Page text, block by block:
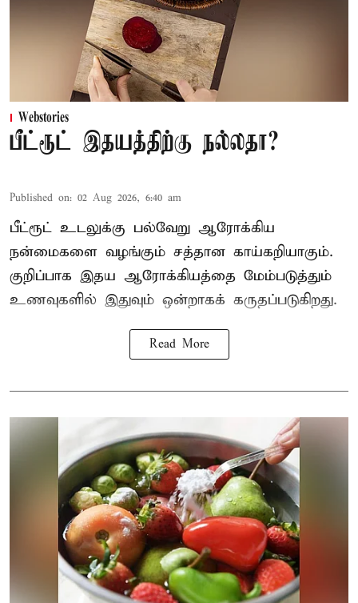
Webstories
பீட்ரூட் இதயத்திற்கு நல்லதா?
Published on: 02 Aug 2026, 6:40 am
பீட்ரூட் உடலுக்கு பல்வேறு ஆரோக்கிய
நன்மைகளை வழங்கும் சத்தான காய்கறியாகும்.
குறிப்பாக இதய ஆரோக்கியத்தை மேம்படுத்தும்
உணவுகளில் இதுவும் ஒன்றாகக் கருதப்படுகிறது.
Read More